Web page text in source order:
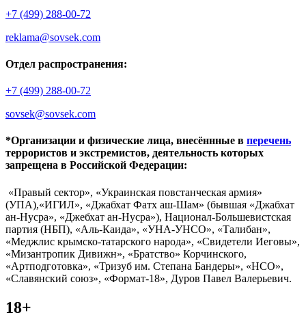
+7 (499) 288-00-72
reklama@sovsek.com
Отдел распространения:
+7 (499) 288-00-72
sovsek@sovsek.com
*Организации и физические лица, внесённные в перечень
террористов и экстремистов, деятельность которых
запрещена в Российской Федерации:
«Правый сектор», «Украинская повстанческая армия»
(УПА),«ИГИЛ», «Джабхат Фатх аш-Шам» (бывшая «Джабхат
ан-Нусра», «Джебхат ан-Нусра»), Национал-Большевистская
партия (НБП), «Аль-Каида», «УНА-УНСО», «Талибан»,
«Меджлис крымско-татарского народа», «Свидетели Иеговы»,
«Мизантропик Дивижн», «Братство» Корчинского,
«Артподготовка», «Тризуб им. Степана Бандеры», «НСО»,
«Славянский союз», «Формат-18», Дуров Павел Валерьевич.
18+